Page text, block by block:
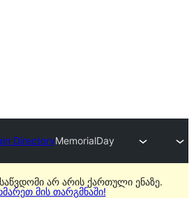
DirectoryMemorialDay
არ არის ქართული ენაზე.
მის თარგმნაში!